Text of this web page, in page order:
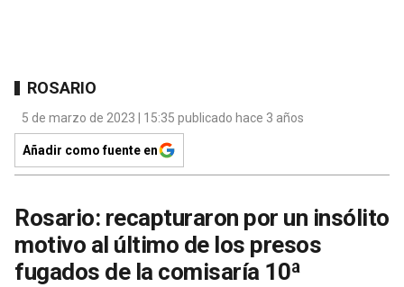
ROSARIO
5 de marzo de 2023 | 15:35 publicado hace 3 años
Añadir como fuente en
Rosario: recapturaron por un insólito
motivo al último de los presos
fugados de la comisaría 10ª